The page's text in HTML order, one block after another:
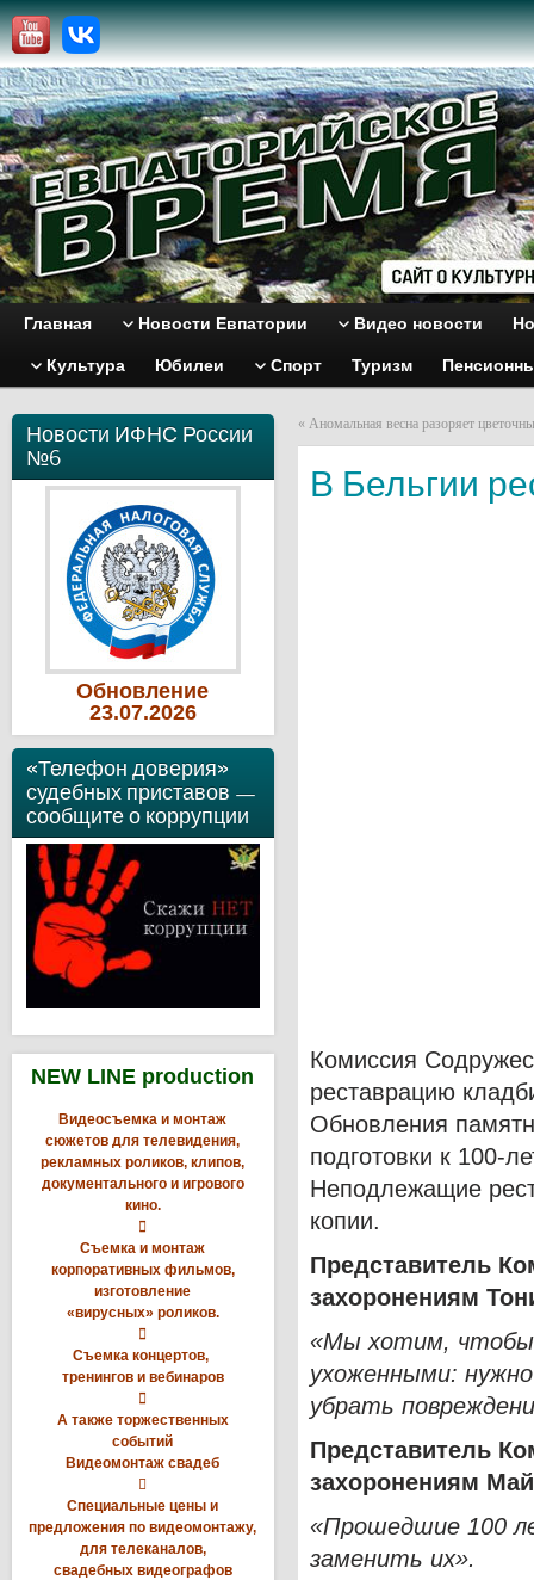
Главная Новости Евпатории Видео новости
Культура Юбилеи Спорт Туризм
Новости ИФНС России
№6
Обновление
23.07.2026
«Телефон доверия»
судебных приставов —
сообщите о коррупции
NEW LINE production
Видеосъемка и монтаж
сюжетов для телевидения,
рекламных роликов, клипов,
документального и игрового
кино.

Съемка и монтаж
корпоративных фильмов,
изготовление
«вирусных» роликов.

Съемка концертов,
тренингов и вебинаров

А также торжественных
событий
Видеомонтаж свадеб

Специальные цены и
предложения по видеомонтажу,
для телеканалов,
свадебных видеографов
« Аномальная весна разоряет
В Бельгии
Комиссия
реставрацию
Обновления
подготовки к 100-
Неподлежащие
копии.
Представитель
захоронениям
«Мы хотим, чтобы
ухоженными:
убрать
Представитель
захоронениям
«Прошедшие 100
заменить их».